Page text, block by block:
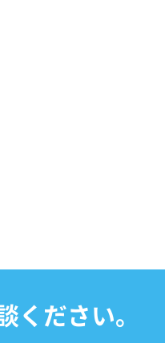
ください。